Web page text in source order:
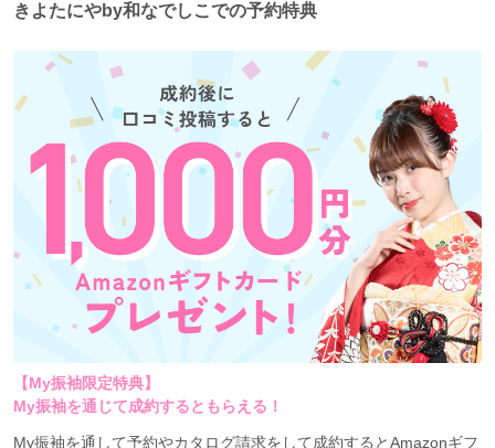
きよたにやby和なでしこでの予約特典
【My振袖限定特典】
My振袖を通じて成約するともらえる！
My振袖を通して予約やカタログ請求をして成約するとAmazonギフ